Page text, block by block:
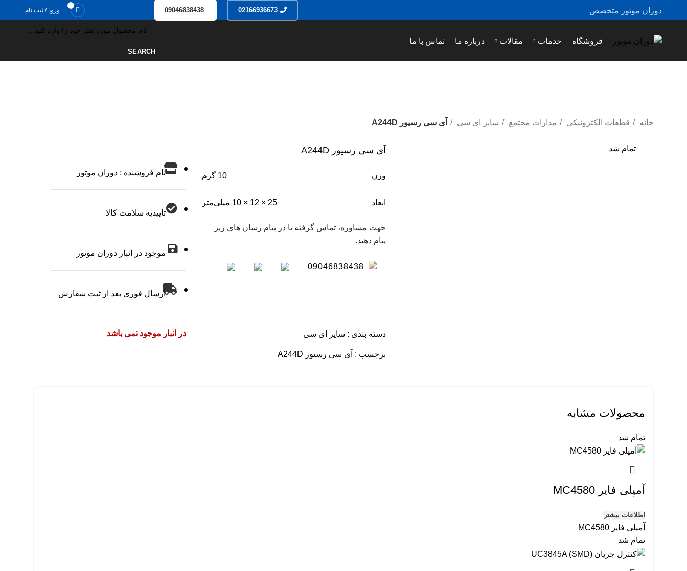
دوران موتور متخصص 02166936673
09046838438 ورود / ثبت نام
فروشگاه خدمات مقالات درباره ما تماس با ما
SEARCH
خانه قطعات الکترونیکی مدارات مجتمع سایر ای سی آی سی رسیور A244D
تمام شد
آی سی رسیور A244D
وزن 10 گرم
ابعاد 25 × 12 × 10 میلی‌متر
جهت مشاوره، تماس گرفته یا در پیام رسان های زیر
پیام دهید.
09046838438
دسته بندی : سایر ای سی
برچسب : آی سی رسیور A244D
نام فروشنده : دوران موتور
تاییدیه سلامت کالا
موجود در انبار دوران موتور
ارسال فوری بعد از ثبت سفارش
در انبار موجود نمی باشد
محصولات مشابه
تمام شد
آمپلی فایر MC4580
اطلاعات بیشتر
آمپلی فایر MC4580
تمام شد